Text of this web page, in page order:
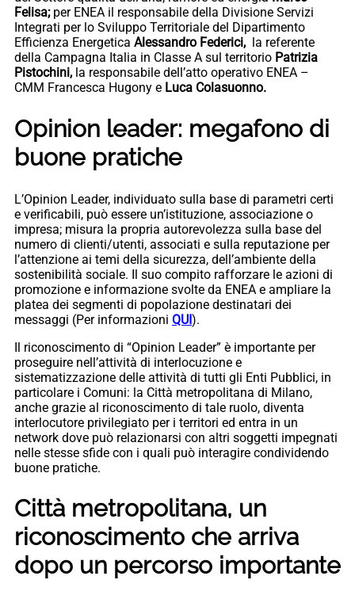
Felisa;per ENEA il responsabile della Divisione Servizi
Integrati per lo Sviluppo Territoriale del Dipartimento
Efficienza Energetica Alessandro Federici, la referente
della Campagna Italia in Classe A sul territorio Patrizia
Pistochini, la responsabile dell’atto operativo ENEA –
CMM Francesca Hugony e Luca Colasuonno.
Opinion leader: megafono di
buone pratiche
L’Opinion Leader, individuato sulla base di parametri certi
e verificabili, può essere un’istituzione, associazione o
impresa; misura la propria autorevolezza sulla base del
numero di clienti/utenti, associati e sulla reputazione per
l’attenzione ai temi della sicurezza, dell’ambiente della
sostenibilità sociale. Il suo compito rafforzare le azioni di
promozione e informazione svolte da ENEA e ampliare la
platea dei segmenti di popolazione destinatari dei
messaggi (Per informazioni QUI).
Il riconoscimento di “Opinion Leader” è importante per
proseguire nell’attività di interlocuzione e
sistematizzazione delle attività di tutti gli Enti Pubblici, in
particolare i Comuni: la Città metropolitana di Milano,
anche grazie al riconoscimento di tale ruolo, diventa
interlocutore privilegiato per i territori ed entra in un
network dove può relazionarsi con altri soggetti impegnati
nelle stesse sfide con i quali può interagire condividendo
buone pratiche.
Città metropolitana, un
riconoscimento che arriva
dopo un percorso importante